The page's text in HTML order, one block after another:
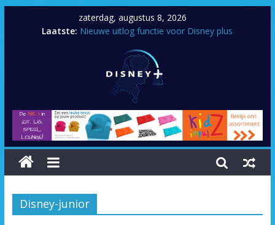
zaterdag, augustus 8, 2026
Laatste: Nieuwe uitlog functie voor Disney plus
Zenimation
Tayler Swift: City of lover concert
Prop Culture
Disney-junior